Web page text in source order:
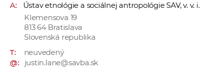
a
A:
Ústav etnológie a sociálnej antropológie SAV, v. v. i.
Klemensova 19
813 64 Bratislava
Slovenská republika
T:
neuvedený
@:
justin.lane@savba.sk